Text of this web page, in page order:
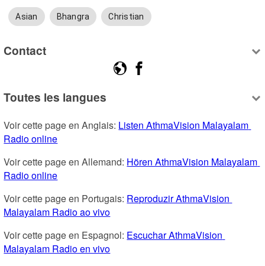
Asian Bhangra Christian
Contact
Toutes les langues
Voir cette page en Anglais: Listen AthmaVision Malayalam
Radio online
Voir cette page en Allemand: Hören AthmaVision Malayalam
Radio online
Voir cette page en Portugais: Reproduzir AthmaVision
Malayalam Radio ao vivo
Voir cette page en Espagnol: Escuchar AthmaVision
Malayalam Radio en vivo